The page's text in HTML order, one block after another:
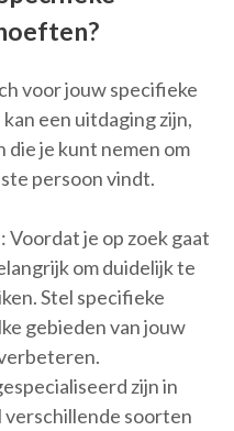
voor jouw specifieke
een uitdaging zijn,
die je kunt nemen om
persoon vindt.
Voordat je op zoek gaat
om duidelijk te
Stel specifieke
gebieden van jouw
zijn in
verschillende soorten